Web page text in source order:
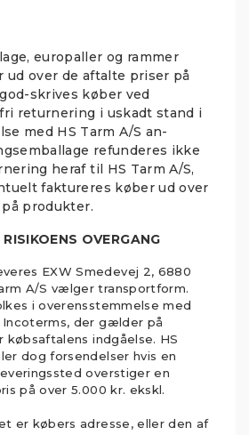
europaller og rammer
ud over de aftalte priser på
skrives køber ved
returnering i uskadt stand i
med HS Tarm A/S an-
refunderes ikke
heraf til HS Tarm A/S,
faktureres køber ud over
produkter.
OVERGANG
EXW Smedevej 2, 6880
A/S vælger transportform.
i overensstemmelse med
Incoterms, der gælder på
indgåelse. HS
dog forsendelser hvis en
overstiger en
på over 5.000 kr. ekskl.
er købers adresse, eller den af